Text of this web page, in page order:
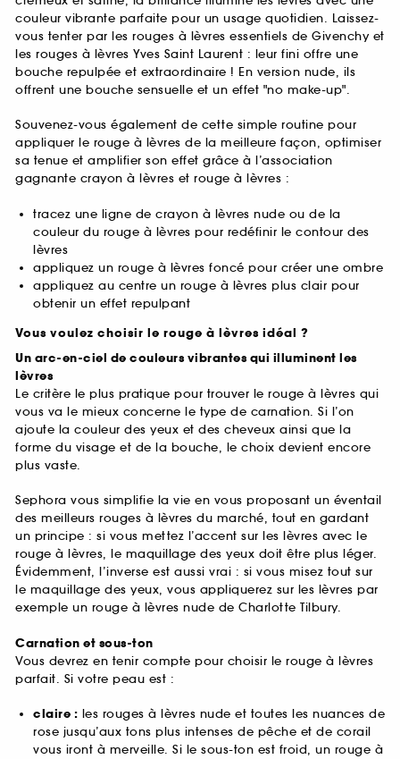
couleur vibrante parfaite pour un usage quotidien. Laissez-
vous tenter par les rouges à lèvres essentiels de Givenchy et
les rouges à lèvres Yves Saint Laurent : leur fini offre une
bouche repulpée et extraordinaire ! En version nude, ils
offrent une bouche sensuelle et un effet "no make-up".
Souvenez-vous également de cette simple routine pour
appliquer le rouge à lèvres de la meilleure façon, optimiser
sa tenue et amplifier son effet grâce à l’association
gagnante crayon à lèvres et rouge à lèvres :
tracez une ligne de crayon à lèvres nude ou de la
couleur du rouge à lèvres pour redéfinir le contour des
lèvres
appliquez un rouge à lèvres foncé pour créer une ombre
appliquez au centre un rouge à lèvres plus clair pour
obtenir un effet repulpant
Vous voulez choisir le rouge à lèvres idéal ?
Un arc-en-ciel de couleurs vibrantes qui illuminent les
lèvres
Le critère le plus pratique pour trouver le rouge à lèvres qui
vous va le mieux concerne le type de carnation. Si l’on
ajoute la couleur des yeux et des cheveux ainsi que la
forme du visage et de la bouche, le choix devient encore
plus vaste.
Sephora vous simplifie la vie en vous proposant un éventail
des meilleurs rouges à lèvres du marché, tout en gardant
un principe : si vous mettez l’accent sur les lèvres avec le
rouge à lèvres, le maquillage des yeux doit être plus léger.
Évidemment, l’inverse est aussi vrai : si vous misez tout sur
le maquillage des yeux, vous appliquerez sur les lèvres par
exemple un rouge à lèvres nude de Charlotte Tilbury.
Carnation et sous-ton
Vous devrez en tenir compte pour choisir le rouge à lèvres
parfait. Si votre peau est :
claire : les rouges à lèvres nude et toutes les nuances de
rose jusqu’aux tons plus intenses de pêche et de corail
vous iront à merveille. Si le sous-ton est froid, un rouge à